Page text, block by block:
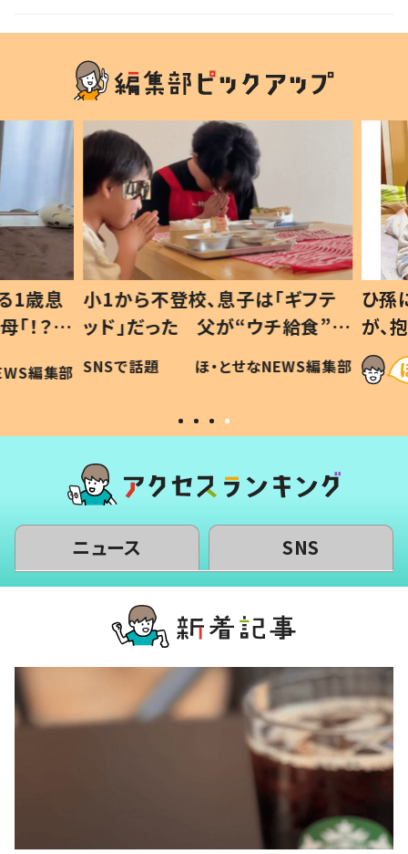
歳息
？」
編集部
小1から不登校、息子は「ギフテ
ッド」だった 父が“ウチ給食”を
作り続ける理由とは #令和の親
#令和の子
SNSで話題 ほ・とせなNEWS編集部
ひ孫
が、抱
「涙
い」
ニュース SNS